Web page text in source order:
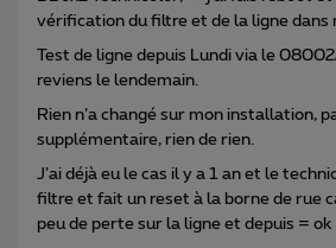
vérification du filtre et de la ligne dans
Test de ligne depuis Lundi via le
reviens le lendemain.
Rien n’a changé sur mon installation,
supplémentaire, rien de rien.
J’ai déjà eu le cas il y a 1 an et le
filtre et fait un reset à la borne de rue
peu de perte sur la ligne et depuis = ok